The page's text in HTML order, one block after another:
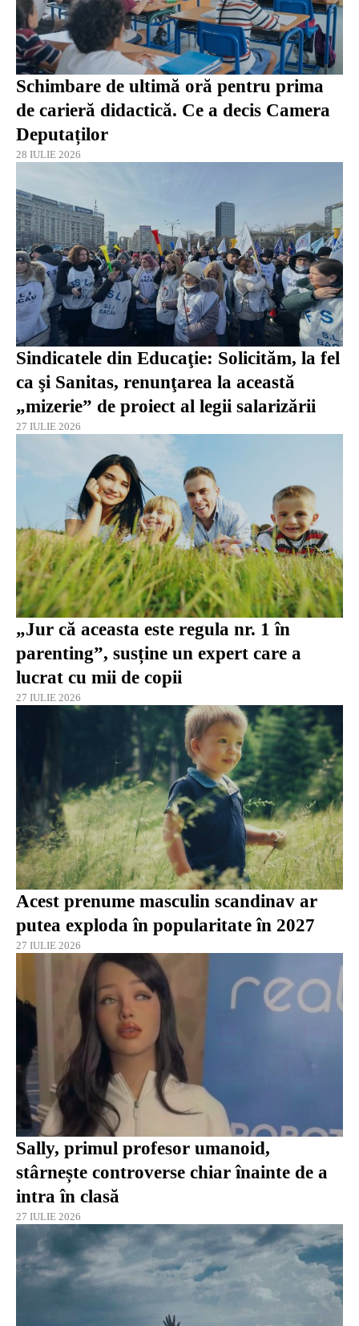
Schimbare de ultimă oră pentru prima
de carieră didactică. Ce a decis Camera
Deputaților
28 IULIE 2026
Sindicatele din Educaţie: Solicităm, la fel
ca şi Sanitas, renunţarea la această
„mizerie” de proiect al legii salarizării
27 IULIE 2026
„Jur că aceasta este regula nr. 1 în
parenting”, susține un expert care a
lucrat cu mii de copii
27 IULIE 2026
Acest prenume masculin scandinav ar
putea exploda în popularitate în 2027
27 IULIE 2026
Sally, primul profesor umanoid,
stârnește controverse chiar înainte de a
intra în clasă
27 IULIE 2026